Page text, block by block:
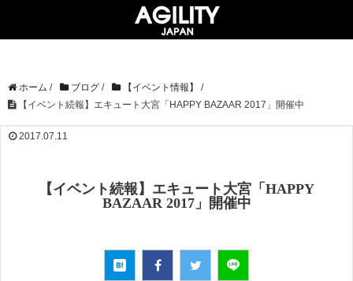
ホーム / ブログ / 【イベント情報】
/
【イベント続報】エキュート大宮「HAPPY BAZAAR 2017」開催中
2017.07.11
【イベント続報】エキュート大宮「HAPPY
BAZAAR 2017」開催中